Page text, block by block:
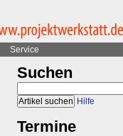
Service
Suchen
Hilfe
Termine